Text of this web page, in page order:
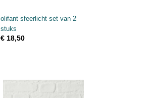
olifant sfeerlicht set van 2
stuks
€ 18,50